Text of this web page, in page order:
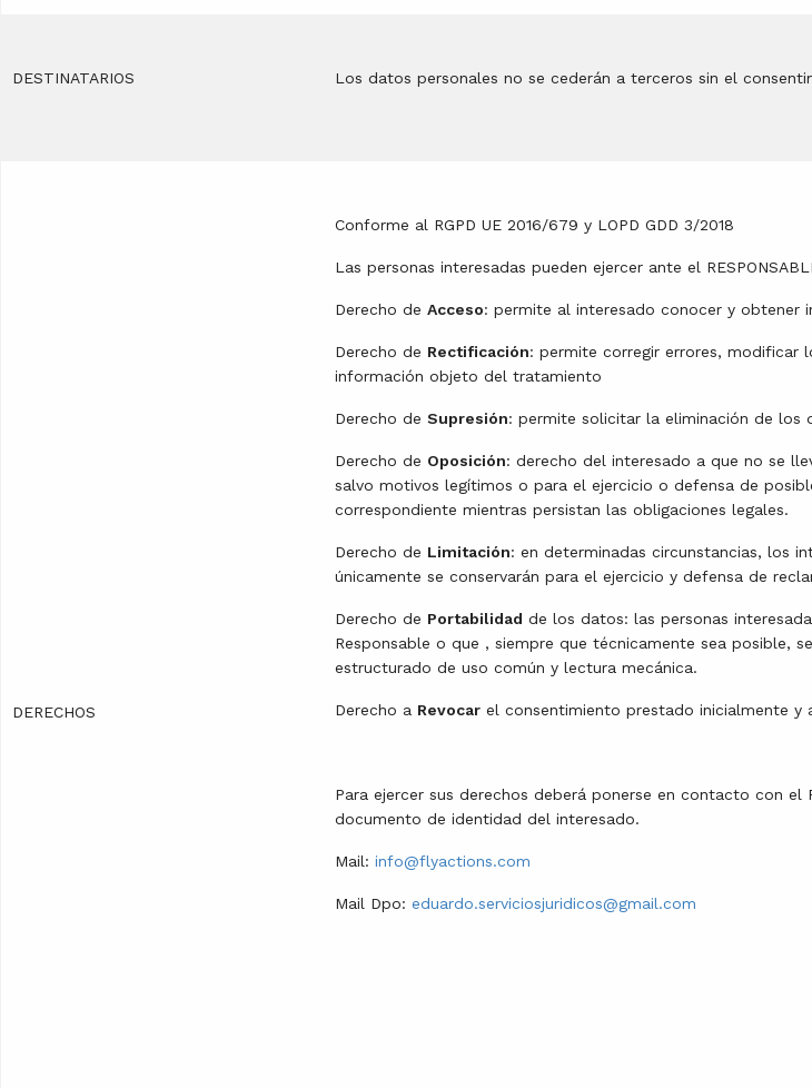
DESTINATARIOS Los datos personales no se cederán a terceros sin el
DERECHOS
Conforme al RGPD UE 2016/679 y LOPD GDD 3/2018
Las personas interesadas pueden ejercer ante el
Derecho de Acceso: permite al interesado conocer y obtener
Derecho de Rectificación: permite corregir errores, modificar
información objeto del tratamiento
Derecho de Supresión: permite solicitar la eliminación de los
Derecho de Oposición: derecho del interesado a que no se
salvo motivos legítimos o para el ejercicio o defensa de
correspondiente mientras persistan las obligaciones legales.
Derecho de Limitación: en determinadas circunstancias, los
únicamente se conservarán para el ejercicio y defensa de
Derecho de Portabilidad de los datos: las personas
Responsable o que , siempre que técnicamente sea posible,
estructurado de uso común y lectura mecánica.
Derecho a Revocar el consentimiento prestado inicialmente y
Para ejercer sus derechos deberá ponerse en contacto con
documento de identidad del interesado.
Mail: info@flyactions.com
Mail Dpo: eduardo.serviciosjuridicos@gmail.com